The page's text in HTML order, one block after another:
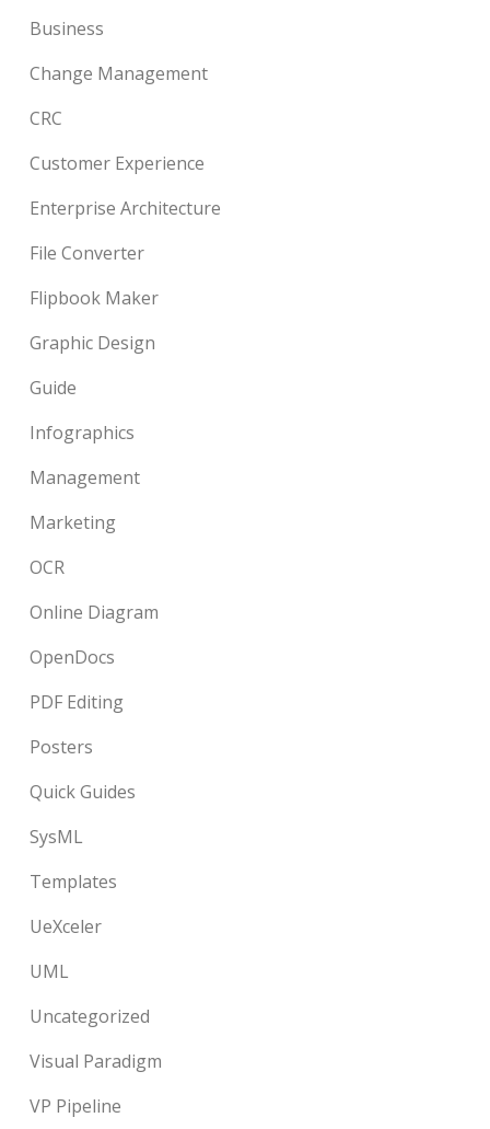
Business
Change Management
CRC
Customer Experience
Enterprise Architecture
File Converter
Flipbook Maker
Graphic Design
Guide
Infographics
Management
Marketing
OCR
Online Diagram
OpenDocs
PDF Editing
Posters
Quick Guides
SysML
Templates
UeXceler
UML
Uncategorized
Visual Paradigm
VP Pipeline